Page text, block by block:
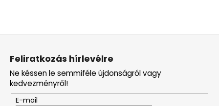
L
Feliratkozás hírlevélre
Ne késsen le semmiféle újdonságról vagy
kedvezményről!
E-mail